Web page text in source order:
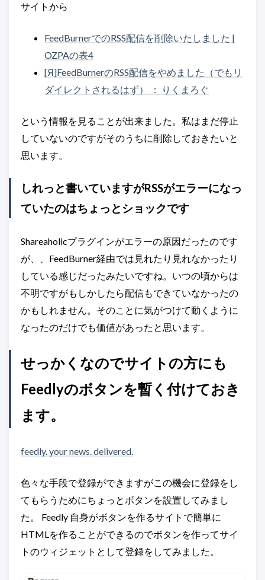
サイトから
FeedBurnerでのRSS配信を削除いたしました |
OZPAの表4
[Я]FeedBurnerのRSS配信をやめました（でもリ
ダイレクトされるはず） ： りくまろぐ
という情報を見ることが出来ました。私はまだ停止
していないのですがそのうちに削除しておきたいと
思います。
しれっと書いていますがRSSがエラーになっ
ていたのはちょっとショックです
Shareaholicプラグインがエラーの原因だったのです
が、、FeedBurner経由では見れたり見れなかったり
している感じだったみたいですね。いつの頃からは
不明ですがもしかしたら配信もできていなかったの
かもしれません。そのことに気がつけて動くように
なったのだけでも価値があったと思います。
せっかくなのでサイトの方にも
Feedlyのボタンを暫く付けておき
ます。
feedly. your news. delivered.
色々な手段で登録ができますがこの機会に登録をし
てもらうためにちょっとボタンを設置してみまし
た。 Feedly 自身がボタンを作るサイトで簡単に
HTMLを作ることができるのでボタンを作ってサイ
トのウィジェットとして登録をしてみました。